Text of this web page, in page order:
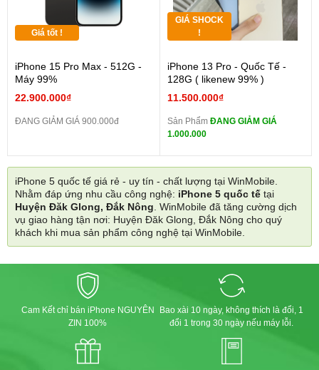
Giá tốt !
iPhone 15 Pro Max - 512G -
Máy 99%
22.900.000₫
ĐANG GIẢM GIÁ 900.000đ
GIÁ SHOCK
!
iPhone 13 Pro - Quốc Tế -
128G ( likenew 99% )
11.500.000₫
Sản Phẩm ĐANG GIẢM GIÁ
1.000.000
iPhone 5 quốc tế giá rẻ - uy tín - chất lượng tại WinMobile.
Nhằm đáp ứng nhu cầu công nghệ: iPhone 5 quốc tế tại
Huyện Đăk Glong, Đắk Nông. WinMobile đã tăng cường dịch
vụ giao hàng tận nơi: Huyện Đăk Glong, Đắk Nông cho quý
khách khi mua sản phẩm công nghệ tại WinMobile.
Cam Kết chỉ bán iPhone NGUYÊN
ZIN 100%
Bao xài 10 ngày, không thích là đổi, 1
đổi 1 trong 30 ngày nếu máy lỗi.